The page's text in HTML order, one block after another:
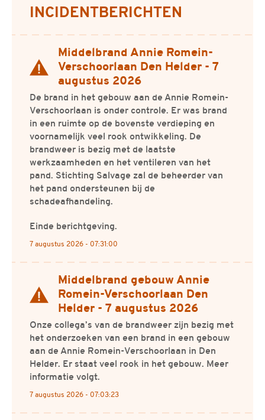
INCIDENTBERICHTEN
Actueel bericht
Middelbrand Annie Romein-
Verschoorlaan Den Helder - 7
augustus 2026
De brand in het gebouw aan de Annie Romein-
Verschoorlaan is onder controle. Er was brand
in een ruimte op de bovenste verdieping en
voornamelijk veel rook ontwikkeling. De
brandweer is bezig met de laatste
werkzaamheden en het ventileren van het
pand. Stichting Salvage zal de beheerder van
het pand ondersteunen bij de
schadeafhandeling.
Einde berichtgeving.
7 augustus 2026 - 07:31:00
Actueel bericht
Middelbrand gebouw Annie
Romein-Verschoorlaan Den
Helder - 7 augustus 2026
Onze collega’s van de brandweer zijn bezig met
het onderzoeken van een brand in een gebouw
aan de Annie Romein-Verschoorlaan in Den
Helder. Er staat veel rook in het gebouw. Meer
informatie volgt.
7 augustus 2026 - 07:03:23